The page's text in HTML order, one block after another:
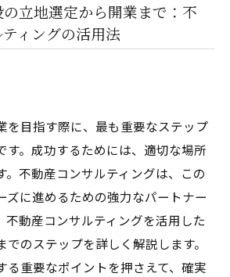
立地選定から開業まで：不
ィングの活用法
を目指す際に、最も重要なステップ
す。成功するためには、適切な場所
。不動産コンサルティングは、この
ズに進めるための強力なパートナー
不動産コンサルティングを活用した
のステップを詳しく解説します。
る重要なポイントを押さえて、確実